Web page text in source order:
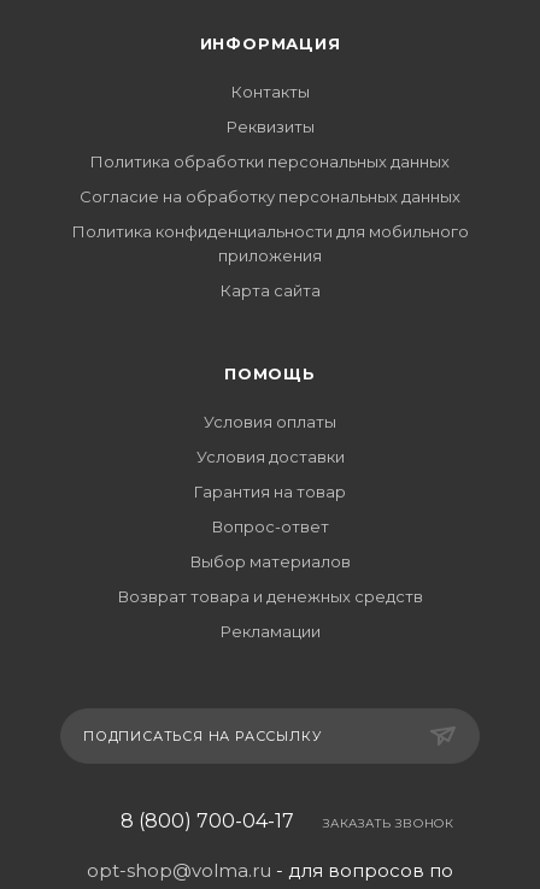
ИНФОРМАЦИЯ
Контакты
Реквизиты
Политика обработки персональных данных
Согласие на обработку персональных данных
Политика конфиденциальности для мобильного
приложения
Карта сайта
ПОМОЩЬ
Условия оплаты
Условия доставки
Гарантия на товар
Вопрос-ответ
Выбор материалов
Возврат товара и денежных средств
Рекламации
ПОДПИСАТЬСЯ НА РАССЫЛКУ
8 (800) 700-04-17 ЗАКАЗАТЬ ЗВОНОК
opt-shop@volma.ru - для вопросов по